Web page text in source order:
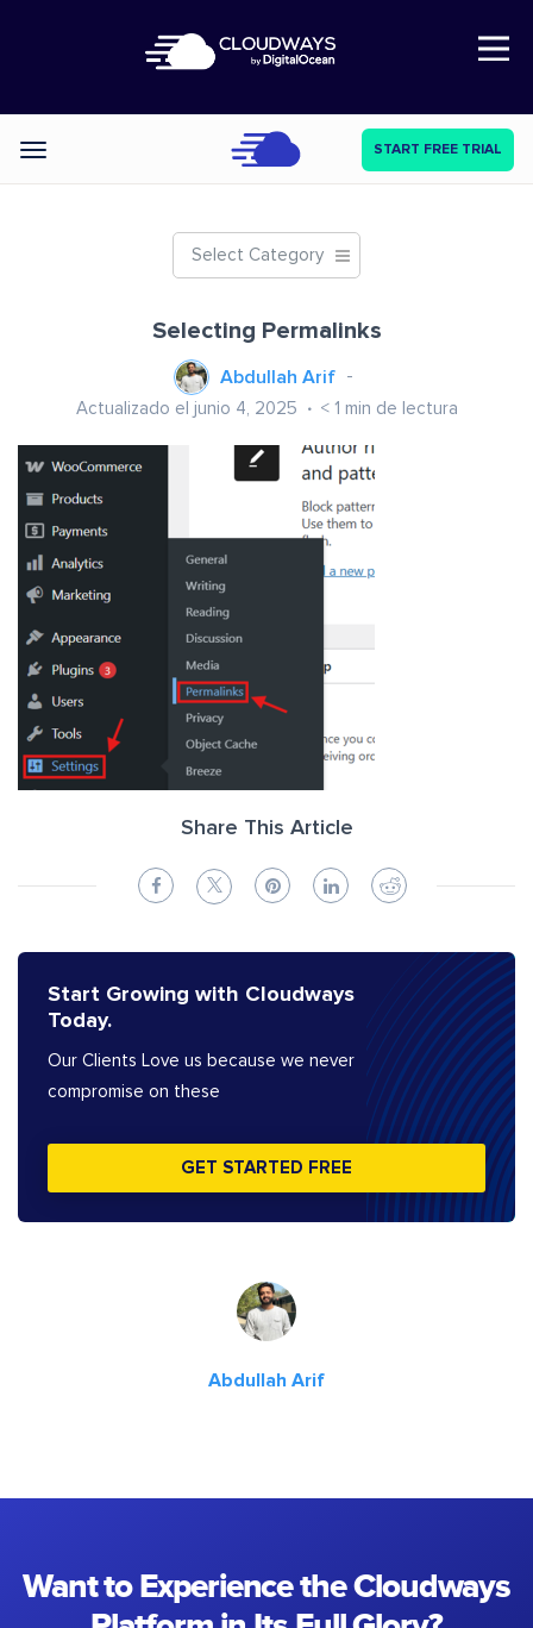
Open Nav
Categories START FREE TRIAL
Select Category
Selecting Permalinks
Abdullah Arif
Actualizado el junio 4, 2025 < 1 min de lectura
Share This Article
Start Growing with Cloudways
Today.
Our Clients Love us because we never
compromise on these
GET STARTED FREE
Abdullah Arif
Want to Experience the Cloudways